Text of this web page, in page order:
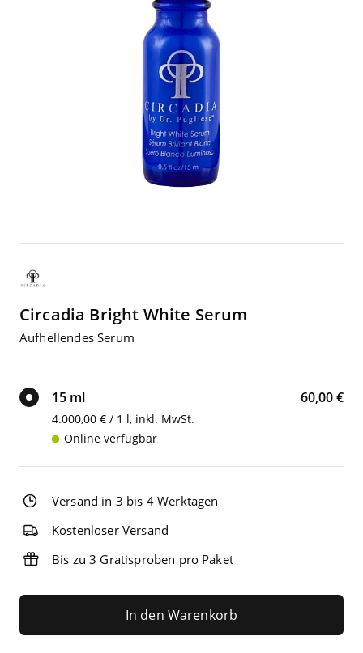
Circadia Bright White Serum
Auf­hel­len­des Serum
15 ml
4.000,00 € / 1 l, inkl. MwSt.
Online verfügbar
60,00 €
Versand in 3 bis 4 Werktagen
Kostenloser Versand
Bis zu 3 Gratisproben pro Paket
In den Warenkorb